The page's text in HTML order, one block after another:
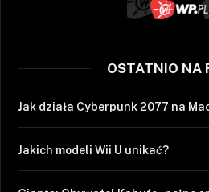
OSTATNIO NA
Jak działa Cyberpunk 2077 na
Jakich modeli Wii U unikać?